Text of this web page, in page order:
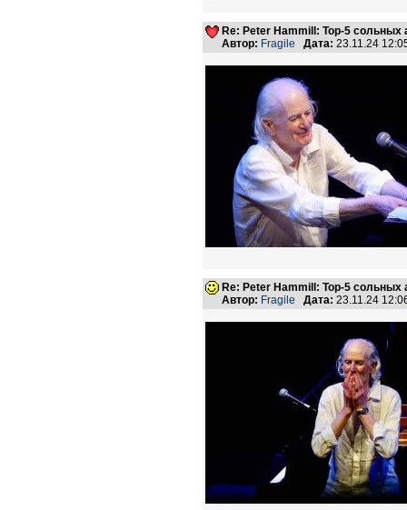
Re: Peter Hammill: Top-5 сольных
Автор: Fragile Дата: 23.11.24
Re: Peter Hammill: Top-5 сольных
Автор: Fragile Дата: 23.11.24